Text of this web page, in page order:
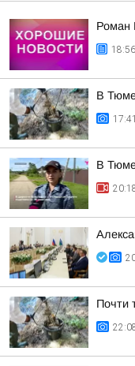
18:56
В
17:41
В
Почти